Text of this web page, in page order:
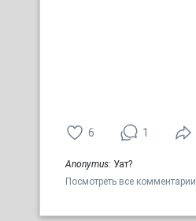
6 1
Anonymus: Уат?
Посмотреть все комментарии